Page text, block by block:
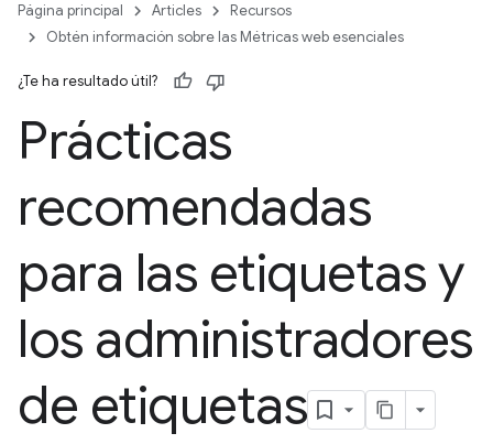
Página principal Articles
Recursos
Obtén información sobre las Métricas web esenciales
¿Te ha resultado útil?
Prácticas
recomendadas
para las etiquetas y
los administradores
de etiquetas